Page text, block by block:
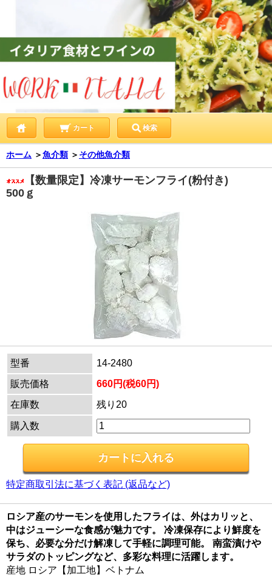
カート 検索
ホーム ＞魚介類 ＞ その他魚介類
【数量限定】冷凍サーモンフライ(粉付き)
500ｇ
型番
14-2480
販売価格
660円(税60円)
在庫数
残り20
購入数
特定商取引法に基づく表記 (返品など)
ロシア産のサーモンを使用したフライは、外はカリッと、
中はジューシーな食感が魅力です。 冷凍保存により鮮度を
保ち、必要な分だけ解凍して手軽に調理可能。 南蛮漬けや
サラダのトッピングなど、多彩な料理に活躍します。
産地 ロシア【加工地】ベトナム